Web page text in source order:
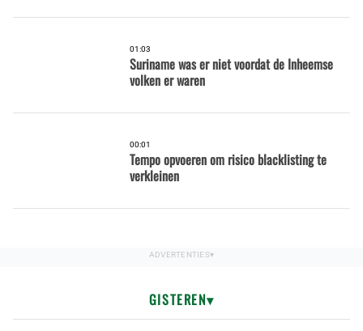
01:03
Suriname was er niet voordat de Inheemse
volken er waren
00:01
Tempo opvoeren om risico blacklisting te
verkleinen
GISTEREN